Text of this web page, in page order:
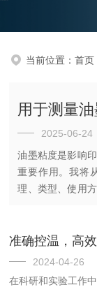
当前位置：首页
用于测量
2025-06-24
油墨粘度是影响
重要作用。我将
理、类型、使用
准确控温，高
2024-04-26
在科研和实验工作